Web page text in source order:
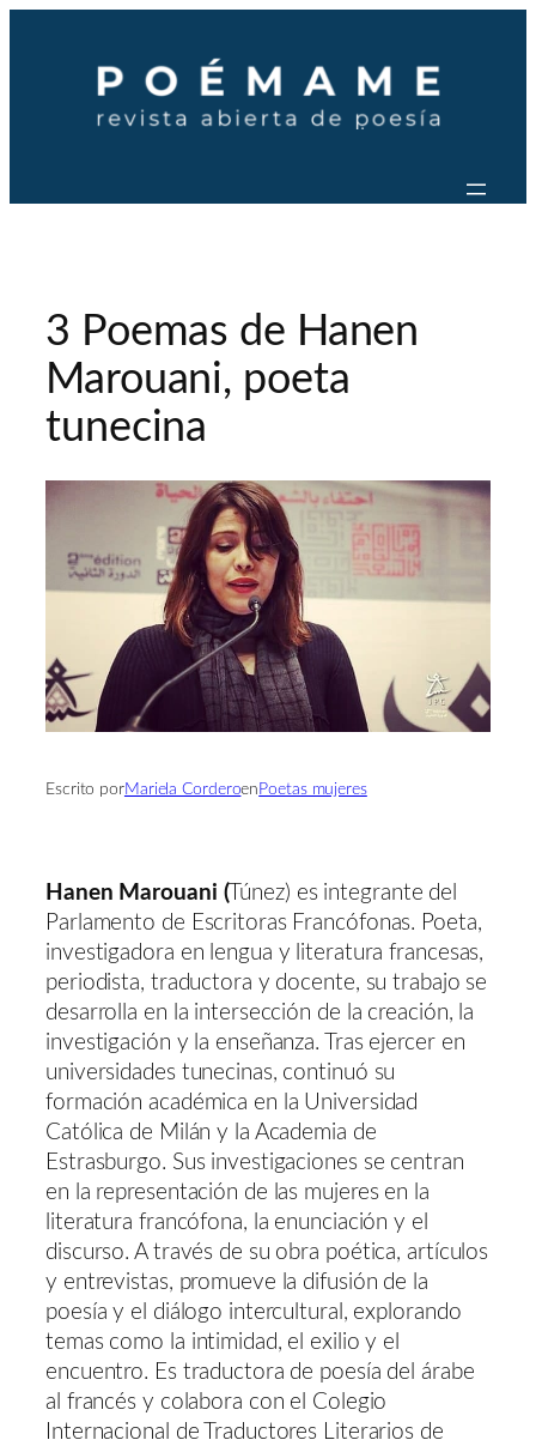
contenido
3 Poemas de Hanen
Marouani, poeta
tunecina
Escrito porMariela Corderoen Poetas mujeres
Hanen Marouani (Túnez) es integrante del
Parlamento de Escritoras Francófonas. Poeta,
investigadora en lengua y literatura francesas,
periodista, traductora y docente, su trabajo se
desarrolla en la intersección de la creación, la
investigación y la enseñanza. Tras ejercer en
universidades tunecinas, continuó su
formación académica en la Universidad
Católica de Milán y la Academia de
Estrasburgo. Sus investigaciones se centran
en la representación de las mujeres en la
literatura francófona, la enunciación y el
discurso. A través de su obra poética, artículos
y entrevistas, promueve la difusión de la
poesía y el diálogo intercultural, explorando
temas como la intimidad, el exilio y el
encuentro. Es traductora de poesía del árabe
al francés y colabora con el Colegio
Internacional de Traductores Literarios de